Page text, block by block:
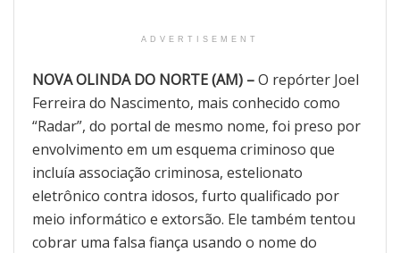
ADVERTISEMENT
NOVA OLINDA DO NORTE (AM) –O repórter Joel
Ferreira do Nascimento, mais conhecido como
“Radar”, do portal de mesmo nome, foi preso por
envolvimento em um esquema criminoso que
incluía associação criminosa, estelionato
eletrônico contra idosos, furto qualificado por
meio informático e extorsão. Ele também tentou
cobrar uma falsa fiança usando o nome do